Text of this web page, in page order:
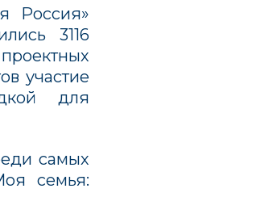
Россия»
3116
участие
для
самых
семья: